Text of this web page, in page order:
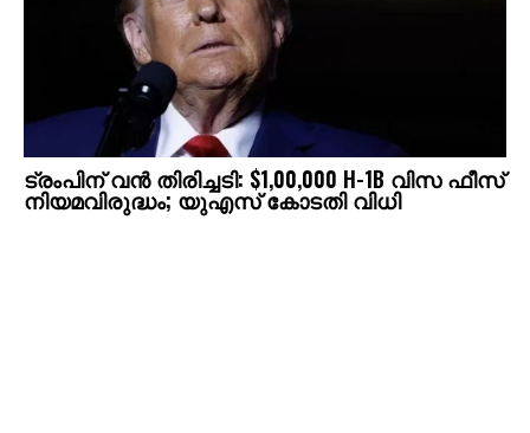
ട്രംപിന് വൻ തിരിച്ചടി: $1,00,000 H-1B വിസ ഫീസ്‌
നിയമവിരുദ്ധം; യുഎസ് കോടതി വിധി